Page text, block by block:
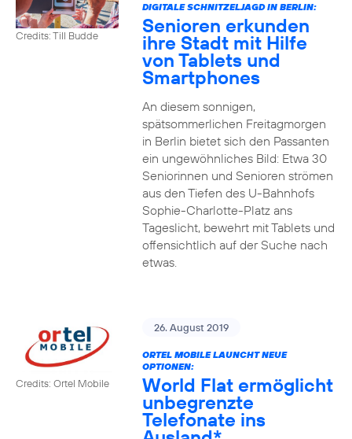
Credits: Till Budde
DIGITALE SCHNITZELJAGD IN BERLIN:
Senioren erkunden
ihre Stadt mit Hilfe
von Tablets und
Smartphones
An diesem sonnigen,
spätsommerlichen Freitagmorgen
in Berlin bietet sich den Passanten
ein ungewöhnliches Bild: Etwa 30
Seniorinnen und Senioren strömen
aus den Tiefen des U-Bahnhofs
Sophie-Charlotte-Platz ans
Tageslicht, bewehrt mit Tablets und
offensichtlich auf der Suche nach
etwas.
Credits: Ortel Mobile
26. August 2019
ORTEL MOBILE LAUNCHT NEUE
OPTIONEN:
World Flat ermöglicht
unbegrenzte
Telefonate ins